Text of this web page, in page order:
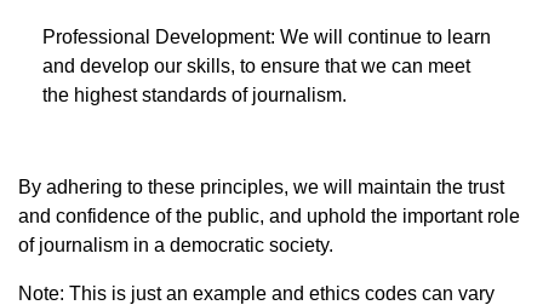
Professional Development: We will continue to learn
and develop our skills, to ensure that we can meet
the highest standards of journalism.
By adhering to these principles, we will maintain the trust
and confidence of the public, and uphold the important role
of journalism in a democratic society.
Note: This is just an example and ethics codes can vary